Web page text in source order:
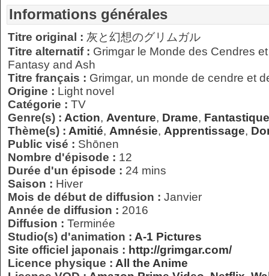
Informations générales
Titre original : 灰と幻想のグリムガル
Titre alternatif : Grimgar le Monde des Cendres
Fantasy and Ash
Titre français : Grimgar, un monde de cendre et
Origine : Light novel
Catégorie : TV
Genre(s) : Action, Aventure, Drame, Fantastique
Thème(s) : Amitié, Amnésie, Apprentissage,
Public visé : Shōnen
Nombre d'épisode : 12
Durée d'un épisode : 24 mins
Saison : Hiver
Mois de début de diffusion : Janvier
Année de diffusion : 2016
Diffusion : Terminée
Studio(s) d'animation : A-1 Pictures
Site officiel japonais : http://grimgar.com/
Licence physique : All the Anime